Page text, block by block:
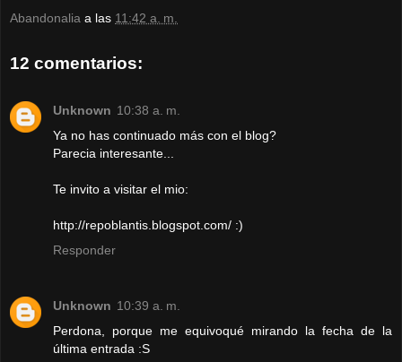
Abandonalia a las 11:42 a. m.
12 comentarios:
Unknown 10:38 a. m.
Ya no has continuado más con el blog?
Parecia interesante...
Te invito a visitar el mio:
http://repoblantis.blogspot.com/ :)
Responder
Unknown 10:39 a. m.
Perdona, porque me equivoqué mirando la fecha de la
última entrada :S